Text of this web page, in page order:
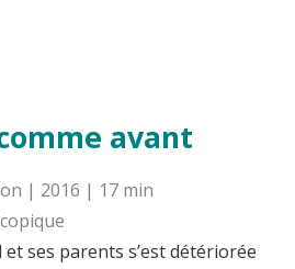
avant
| 2016 | 17 min
ses parents s’est détériorée